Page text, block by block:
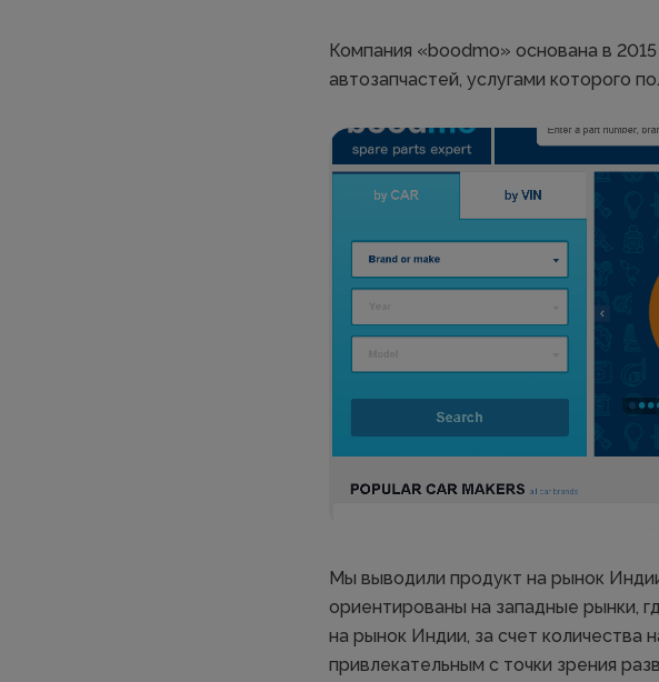
Компания «boodmo» основана в
автозапчастей, услугами которого
Мы выводили продукт на рынок
ориентированы на западные рынки,
на рынок Индии, за счет количества
привлекательным с точки зрения